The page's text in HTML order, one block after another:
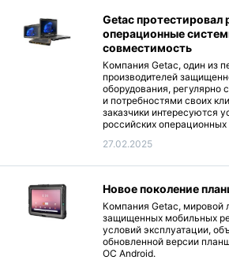
Getac протестировал
операционные
совместимость
Компания Getac, один из
производителей
оборудования, регулярно
и потребностями своих
заказчики интересуются
российских
27.02.2025
Новое поколение
Компания Getac, мировой
защищенных мобильных
условий эксплуатации,
обновленной версии
ОС Android.